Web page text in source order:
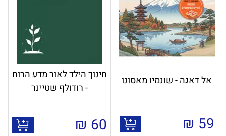
אל דאגה - שונמיו מאסונו
59
₪
חינוך הילד לאור מדע הרוח
- רודולף שטיינר
60
₪